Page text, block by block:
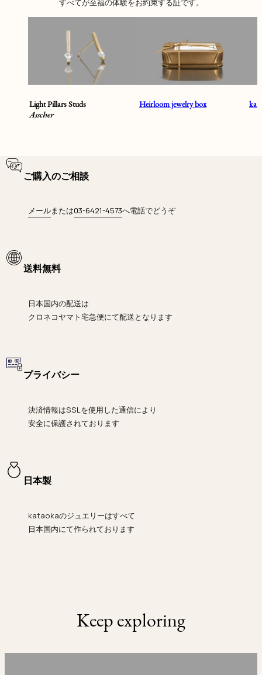
すべてが至福の体験をお約束する証です。
Light Pillars Studs
Asscher
Heirloom jewelry box
ご購入のご相談
メールまたは03-6421-4573へ電話でどうぞ
送料無料
日本国内の配送は
クロネコヤマト宅急便にて配送となります
プライバシー
決済情報はSSLを使用した通信により
安全に保護されております
日本製
kataokaのジュエリーはすべて
日本国内にて作られております
Keep exploring